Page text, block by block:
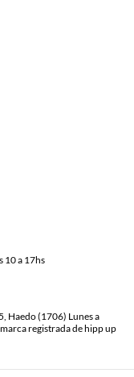
10 a 17hs
Haedo (1706) Lunes a
registrada de hipp up